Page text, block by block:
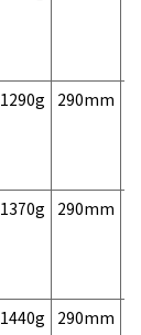
1290g 290mm
1370g 290mm
1440g 290mm